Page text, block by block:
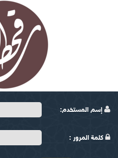
إسم المستخدم:
كلمة المرور :